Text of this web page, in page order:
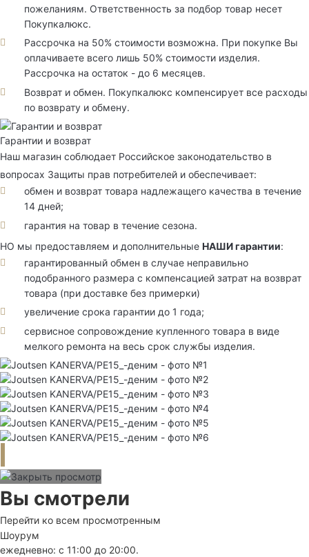
пожеланиям. Ответственность за подбор товар несет
Покупкалюкс.
Рассрочка на 50% стоимости возможна. При покупке Вы
оплачиваете всего лишь 50% стоимости изделия.
Рассрочка на остаток - до 6 месяцев.
Возврат и обмен. Покупкалюкс компенсирует все расходы
по возврату и обмену.
Гарантии и возврат
Наш магазин соблюдает Российское законодательство в
вопросах Защиты прав потребителей и обеспечивает:
обмен и возврат товара надлежащего качества в течение
14 дней;
гарантия на товар в течение сезона.
НО мы предоставляем и дополнительные НАШИ гарантии:
гарантированный обмен в случае неправильно
подобранного размера с компенсацией затрат на возврат
товара (при доставке без примерки)
увеличение срока гарантии до 1 года;
сервисное сопровождение купленного товара в виде
мелкого ремонта на весь срок службы изделия.
Вы смотрели
Перейти ко всем просмотренным
Шоурум
ежедневно: с 11:00 до 20:00.